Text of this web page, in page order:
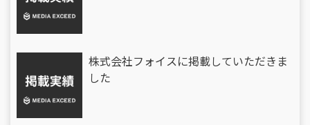
株式会社フォイスに掲載していただきま
した